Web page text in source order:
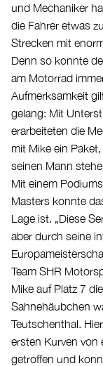
und Mechaniker
die Fahrer etwas
Strecken mit
Denn so konnte
am Motorrad
Aufmerksamkeit
gelang: Mit
erarbeiteten die
mit Mike ein
seinen Mann
Mit einem
Masters konnte
Lage ist. „Diese
aber durch seine
Team SHR
Mike auf Platz 7
Sahnehäubchen
Teutschenthal.
ersten Kurven von
getroffen und